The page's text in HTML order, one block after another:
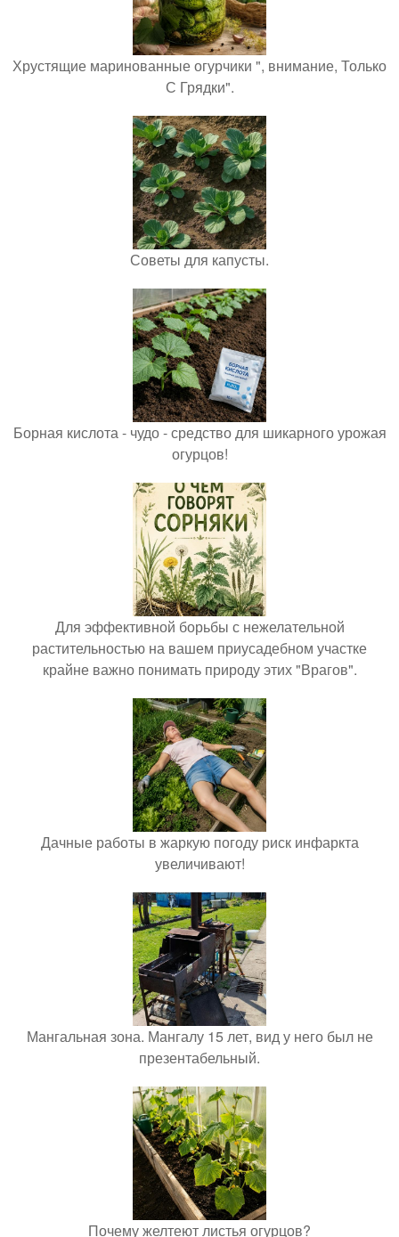
Хрустящие маринованные огурчики ", внимание, Только
С Грядки".
Советы для капусты.
Борная кислота - чудо - средство для шикарного урожая
огурцов!
Для эффективной борьбы с нежелательной
растительностью на вашем приусадебном участке
крайне важно понимать природу этих "Врагов".
Дачные работы в жаркую погоду риск инфаркта
увеличивают!
Мангальная зона. Мангалу 15 лет, вид у него был не
презентабельный.
Почему желтеют листья огурцов?